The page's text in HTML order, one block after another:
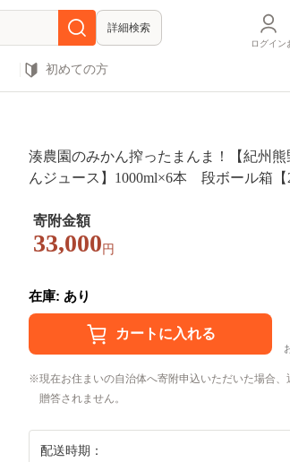
詳細検索
ログイン
初めての方
湊農園のみかん搾ったまんま！【紀州熊
んジュース】1000ml×6本 段ボール箱【
寄附金額
33,000 円
在庫: あり
現在お住まいの自治体へ寄附申込いただいた場合、
贈答されません。
配送時期：